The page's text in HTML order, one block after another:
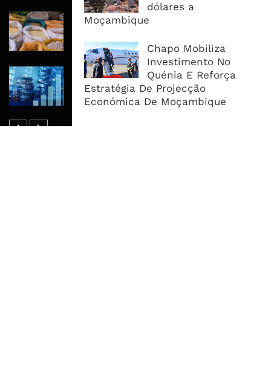
dólares a
Moçambique
Chapo Mobiliza
Investimento No
Quénia E Reforça
Estratégia De Projecção
Económica De Moçambique
Commodities Agrícolas Entram Numa
Oferta Confortável
Dívida Pública Sobe Para 75,2% do
PIB e Pressão Desloca-se Para o
Endividamento Interno